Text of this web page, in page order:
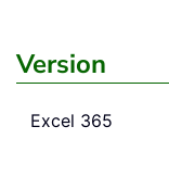
Version
Excel 365